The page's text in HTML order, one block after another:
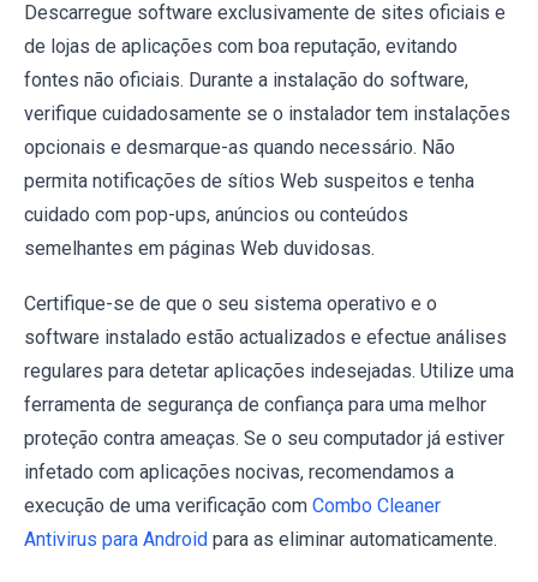
Descarregue software exclusivamente de sites oficiais e
de lojas de aplicações com boa reputação, evitando
fontes não oficiais. Durante a instalação do software,
verifique cuidadosamente se o instalador tem instalações
opcionais e desmarque-as quando necessário. Não
permita notificações de sítios Web suspeitos e tenha
cuidado com pop-ups, anúncios ou conteúdos
semelhantes em páginas Web duvidosas.
Certifique-se de que o seu sistema operativo e o
software instalado estão actualizados e efectue análises
regulares para detetar aplicações indesejadas. Utilize uma
ferramenta de segurança de confiança para uma melhor
proteção contra ameaças. Se o seu computador já estiver
infetado com aplicações nocivas, recomendamos a
execução de uma verificação com Combo Cleaner
Antivirus para Android para as eliminar automaticamente.